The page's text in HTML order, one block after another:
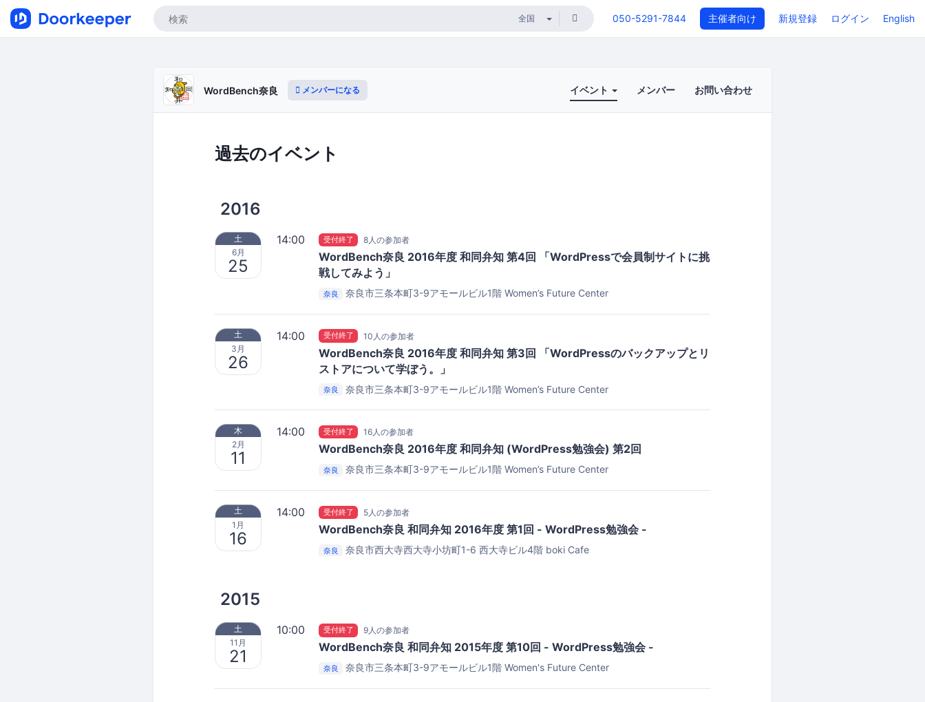
050-5291-7844 主催者向け 新規登録 ログイン English
WordBench奈良 メンバーになる イベント メンバー お問い合わせ
過去のイベント
2016
土
6月
25
14:00 受付終了 8人の参加者
WordBench奈良 2016年度 和同弁知 第4回 「WordPressで会員制サイトに挑
戦してみよう」
奈良 奈良市三条本町3-9アモールビル1階 Women’s Future Center
土
3月
26
14:00 受付終了 10人の参加者
WordBench奈良 2016年度 和同弁知 第3回 「WordPressのバックアップとリ
ストアについて学ぼう。」
奈良 奈良市三条本町3-9アモールビル1階 Women’s Future Center
木
2月
11
14:00 受付終了 16人の参加者
WordBench奈良 2016年度 和同弁知 (WordPress勉強会) 第2回
奈良 奈良市三条本町3-9アモールビル1階 Women’s Future Center
土
1月
16
14:00 受付終了 5人の参加者
WordBench奈良 和同弁知 2016年度 第1回 - WordPress勉強会 -
奈良 奈良市西大寺西大寺小坊町1-6 西大寺ビル4階 boki Cafe
2015
土
11月
21
10:00 受付終了 9人の参加者
WordBench奈良 和同弁知 2015年度 第10回 - WordPress勉強会 -
奈良 奈良市三条本町3-9アモールビル1階 Women's Future Center